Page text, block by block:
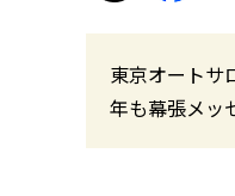
東京オートサ
年も幕張メッ